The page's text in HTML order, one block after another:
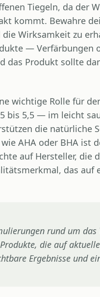
Tiegeln, da der
kommt. Bewahre
Wirksamkeit zu
— Verfärbungen
das Produkt sollte
wichtige Rolle für
bis 5,5 — im leicht
die natürliche
AHA oder BHA ist
auf Hersteller, die
das auf
rund um das
die auf aktuelle
Ergebnisse und